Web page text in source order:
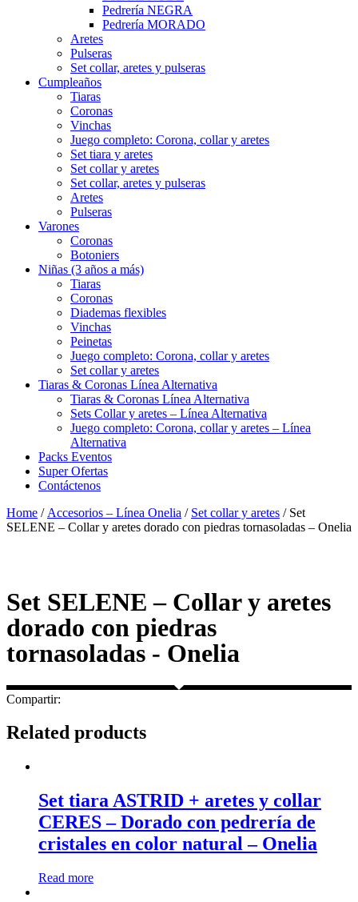
Pedrería NEGRA
Pedrería MORADO
Aretes
Pulseras
Set collar, aretes y pulseras
Cumpleaños
Tiaras
Coronas
Vinchas
Juego completo: Corona, collar y aretes
Set tiara y aretes
Set collar y aretes
Set collar, aretes y pulseras
Aretes
Pulseras
Varones
Coronas
Botoniers
Niñas (3 años a más)
Tiaras
Coronas
Diademas flexibles
Vinchas
Peinetas
Juego completo: Corona, collar y aretes
Set collar y aretes
Tiaras & Coronas Línea Alternativa
Tiaras & Coronas Línea Alternativa
Sets Collar y aretes – Línea Alternativa
Juego completo: Corona, collar y aretes – Línea
Alternativa
Packs Eventos
Super Ofertas
Contáctenos
Home / Accesorios – Línea Onelia / Set collar y aretes / Set
SELENE – Collar y aretes dorado con piedras tornasoladas – Onelia
Set SELENE – Collar y aretes
dorado con piedras
tornasoladas - Onelia
Compartir:
Related products
Set tiara ASTRID + aretes y collar
CERES – Dorado con pedrería de
cristales en color natural – Onelia
Read more